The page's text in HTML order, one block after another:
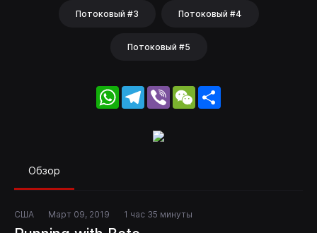
Потоковый #3 Потоковый #4
Потоковый #5
WhatsApp
Telegram
Viber WeChat
Обзор
США Март 09, 2019 1 час 35 минуты